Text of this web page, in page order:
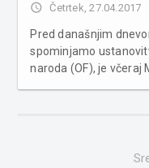
access_time Četrtek, 27.04.2017
Pred današnjim
spominjamo
naroda (OF), je včeraj